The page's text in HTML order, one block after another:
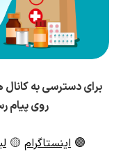
برای دسترسی به
روی پیام
🟣 اینستاگرام 🟡